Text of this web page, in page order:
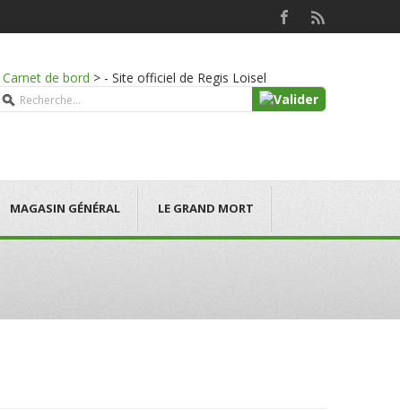
Carnet de bord > - Site officiel de Regis Loisel
MAGASIN GÉNÉRAL LE GRAND MORT